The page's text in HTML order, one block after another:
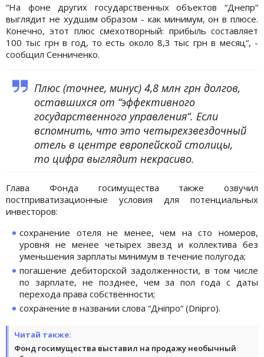
“На фоне других государственных объектов “Днепр“
выглядит не худшим образом - как минимум, он в плюсе.
Конечно, этот плюс смехотворный: прибыль составляет
100 тыс грн в год, то есть около 8,3 тыс грн в месяц“, -
сообщил Сенниченко.
Плюс (точнее, минус) 4,8 млн грн долгов,
оставшихся от “эффективного
государственного управления“. Если
вспомнить, что это четырехзвездочный
отель в центре европейской столицы,
то цифра выглядит некрасиво.
Глава Фонда госимущества также озвучил
постприватизационные условия для потенциальных
инвесторов:
сохранение отеля не менее, чем на сто номеров,
уровня не менее четырех звезд и коллектива без
уменьшения зарплаты минимум в течение полугода;
погашение дебиторской задолженности, в том числе
по зарплате, не позднее, чем за пол года с даты
перехода права собственности;
сохранение в названии слова “Дніпро“ (Dnipro).
Читай также:
Фонд госимущества выставил на продажу необычный